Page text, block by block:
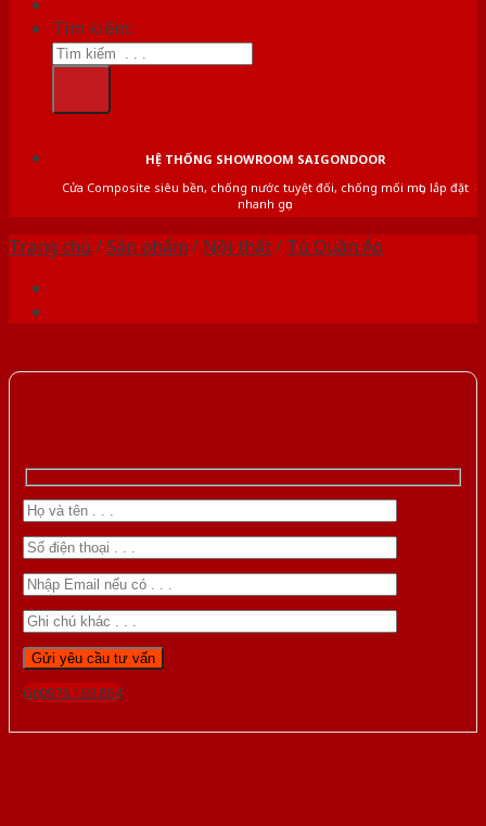
Tìm kiếm:
HỆ THỐNG SHOWROOM SAIGONDOOR
Cửa Composite siêu bền, chống nước tuyệt đối, chống mối mọt, lắp đặt
nhanh gọn
Trang chủ /Sản phẩm / Nội thất/ Tủ Quần Áo
Gọi 0976.169.864